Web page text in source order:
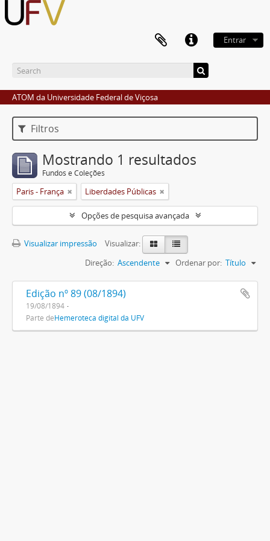
Entrar
ATOM da Universidade Federal de Viçosa
Filtros
Mostrando 1 resultados
Fundos e Coleções
Paris - França Liberdades Públicas
Opções de pesquisa avançada
Visualizar impressão
Visualizar:
Ordenar por: Título
Direção: Ascendente
Edição nº 89 (08/1894)
19/08/1894
Parte deHemeroteca digital da UFV